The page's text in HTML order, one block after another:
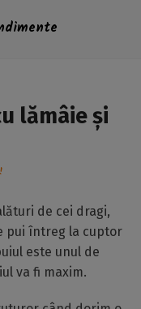
lămâie și
de cei dragi,
pui întreg la cuptor
este unul de
va fi maxim.